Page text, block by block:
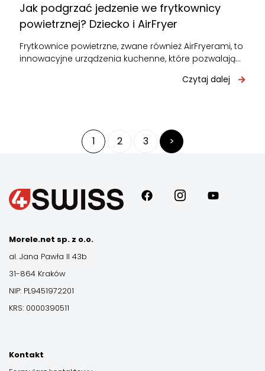
Jak podgrzać jedzenie we frytkownicy
powietrznej? Dziecko i AirFryer
Frytkownice powietrzne, zwane również AirFryerami, to
innowacyjne urządzenia kuchenne, które pozwalają
Czytaj dalej
Stronicowanie
wpisów
1 2 3 >
Morele.net sp. z o.o.
al. Jana Pawła II 43b
31-864 Kraków
NIP: PL9451972201
KRS: 0000390511
Kontakt